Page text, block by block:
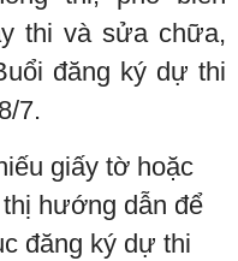
thi và sửa chữa,
đăng ký dự thi
7.
giấy tờ hoặc
hướng dẫn để
đăng ký dự thi